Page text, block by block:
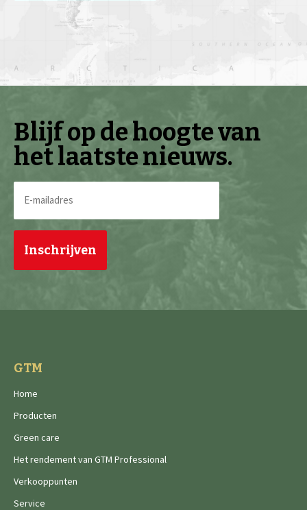
Blijf op de hoogte van
het laatste nieuws.
mailadres
GTM
Home
Producten
Green care
Het rendement van GTM Professional
Verkooppunten
Service